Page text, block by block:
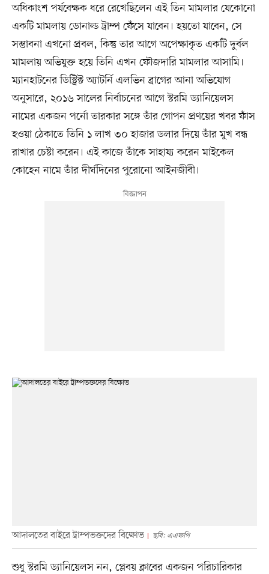
অধিকাংশ পর্যবেক্ষক ধরে রেখেছিলেন এই তিন মামলার যেকোনো
একটি মামলায় ডোনাল্ড ট্রাম্প ফেঁসে যাবেন। হয়তো যাবেন, সে
সম্ভাবনা এখনো প্রবল, কিন্তু তার আগে অপেক্ষাকৃত একটি দুর্বল
মামলায় অভিযুক্ত হয়ে তিনি এখন ফৌজদারি মামলার আসামি।
ম্যানহাটনের ডিস্ট্রিক্ট অ্যাটর্নি এলভিন ব্রাগের আনা অভিযোগ
অনুসারে, ২০১৬ সালের নির্বাচনের আগে স্টরমি ড্যানিয়েলস
নামের একজন পর্নো তারকার সঙ্গে তাঁর গোপন প্রণয়ের খবর ফাঁস
হওয়া ঠেকাতে তিনি ১ লাখ ৩০ হাজার ডলার দিয়ে তাঁর মুখ বন্ধ
রাখার চেষ্টা করেন। এই কাজে তাঁকে সাহায্য করেন মাইকেল
কোহেন নামে তাঁর দীর্ঘদিনের পুরোনো আইনজীবী।
আদালতের বাইরে ট্রাম্পভক্তদের বিক্ষোভ ছবি: এএফপি
শুধু স্টরমি ড্যানিয়েলস নন, প্লেবয় ক্লাবের একজন পরিচারিকার